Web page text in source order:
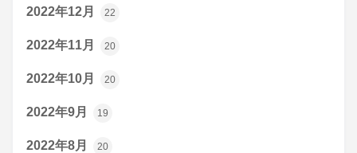
2022年12月 22
2022年11月 20
2022年10月 20
2022年9月 19
2022年8月 20